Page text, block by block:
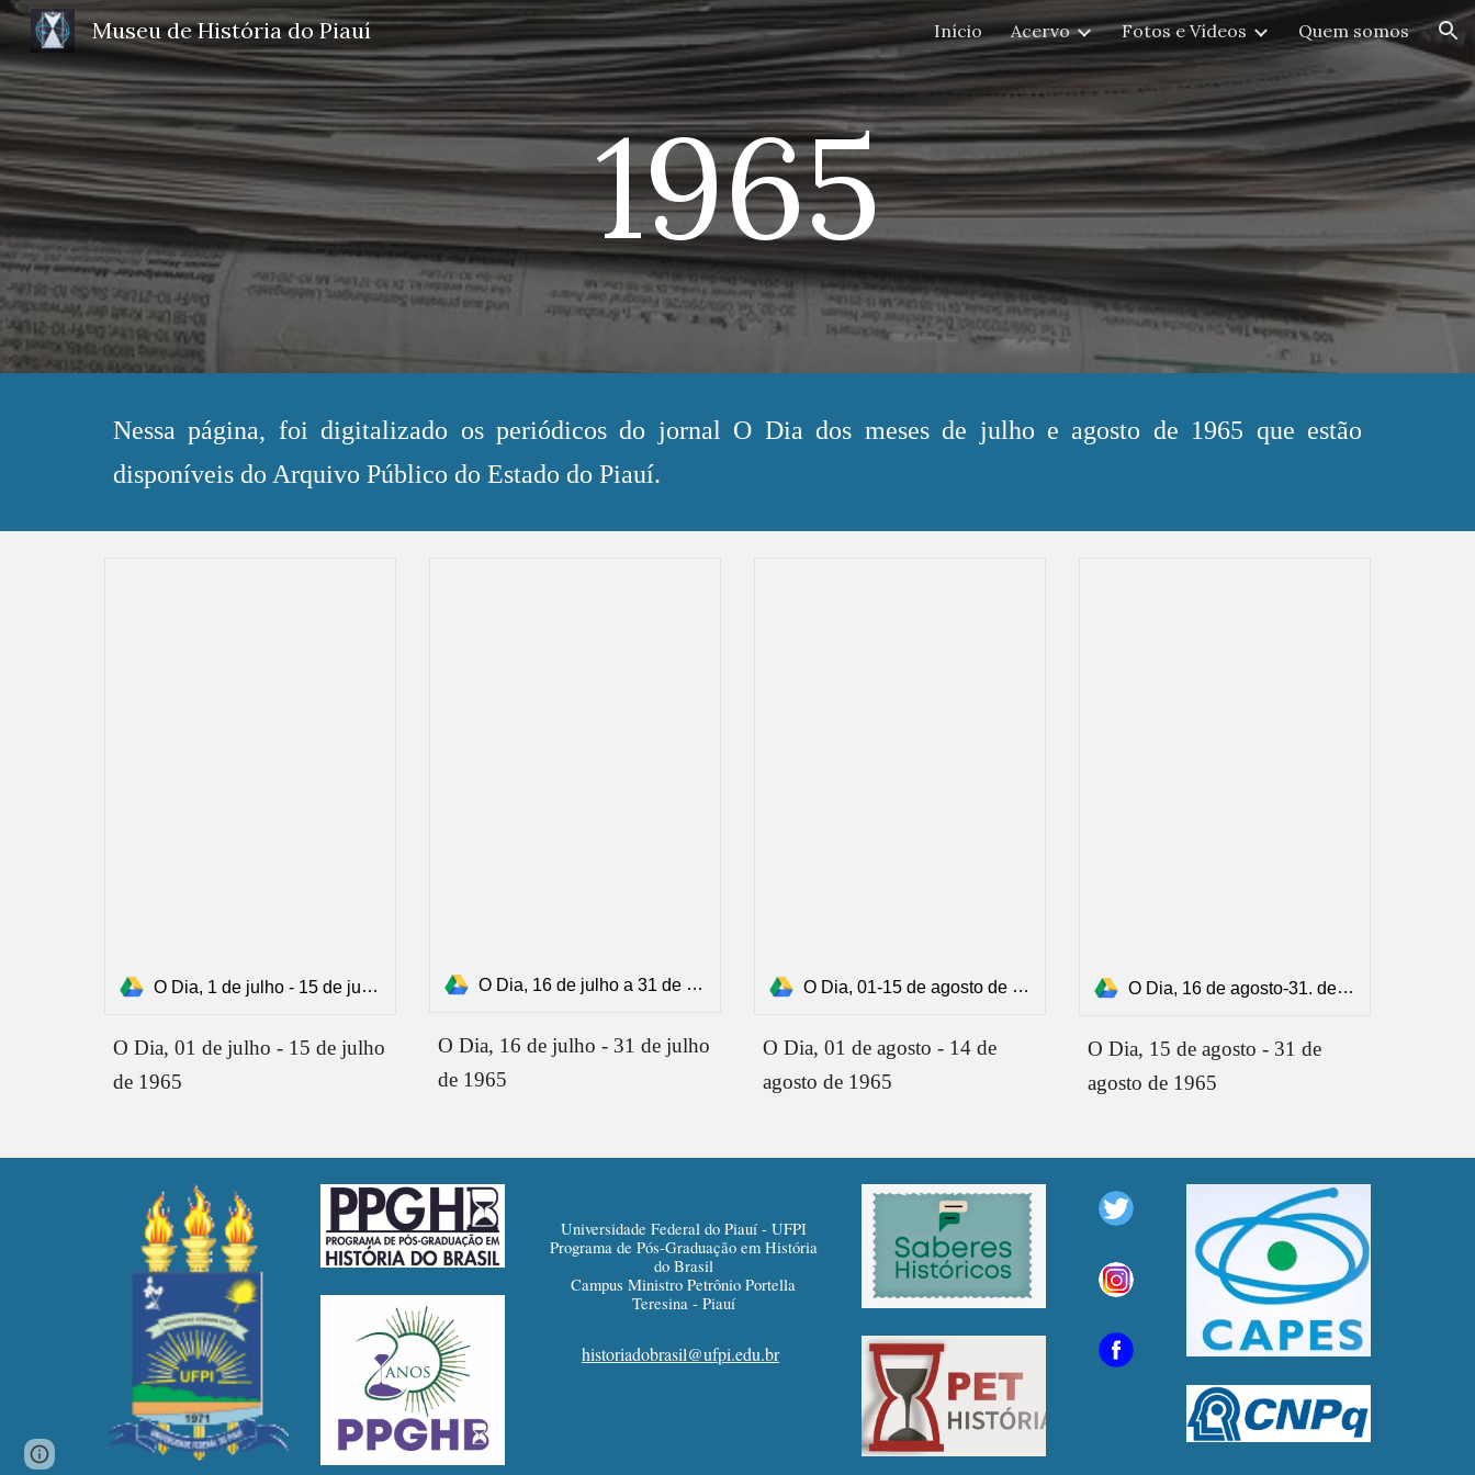
Skip to main content Skip to navigation
Museu de História do Piauí Início Acervo Fotos e Vídeos Quem somos
1965
Nessa página, foi digitalizado os periódicos do jornal O Dia dos meses de julho e agosto de 1965 que estão
disponíveis do Arquivo Público do Estado do Piauí.
O Dia, 1 de julho - 15 de julho de 1965.pdf
O Dia, 01 de julho - 15 de julho
de 1965
O Dia, 16 de julho a 31 de julho de 1965.pdf
O Dia, 16 de julho - 31 de julho
de 1965
O Dia, 01-15 de agosto de 1965.pdf
O Dia, 01 de agosto - 14 de
agosto de 1965
O Dia, 16 de agosto-31. de agosto.pdf
O Dia, 15 de agosto - 31 de
agosto de 1965
Universidade Federal do Piauí - UFPI
Programa de Pós-Graduação em História
do Brasil
Campus Ministro Petrônio Portella
Teresina - Piauí
historiadobrasil@ufpi.edu.br
Report abuse